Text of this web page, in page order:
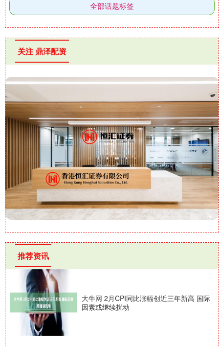
全部话题标签
关注 鼎泽配资
推荐资讯
大牛网 2月CPI同比涨幅创近三年新高 国际
因素或继续扰动